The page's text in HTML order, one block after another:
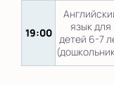
19:00
язык для
детей 6-7